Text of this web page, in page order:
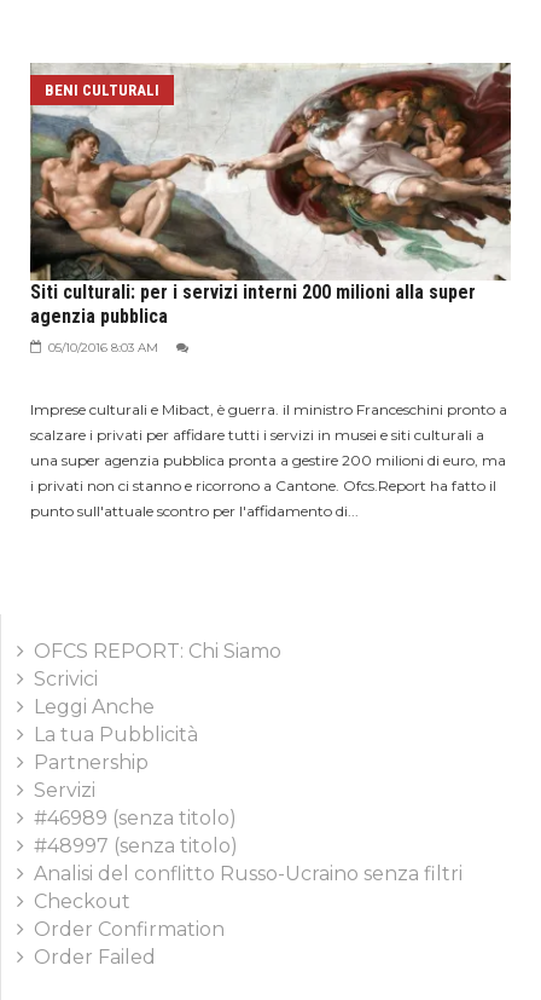
BENI CULTURALI
Siti culturali: per i servizi interni 200 milioni alla super
agenzia pubblica
05/10/2016 8:03 AM
Imprese culturali e Mibact, è guerra. il ministro Franceschini pronto a
scalzare i privati per affidare tutti i servizi in musei e siti culturali a
una super agenzia pubblica pronta a gestire 200 milioni di euro, ma
i privati non ci stanno e ricorrono a Cantone. Ofcs.Report ha fatto il
punto sull'attuale scontro per l'affidamento di...
OFCS REPORT: Chi Siamo
Scrivici
Leggi Anche
La tua Pubblicità
Partnership
Servizi
#46989 (senza titolo)
#48997 (senza titolo)
Analisi del conflitto Russo-Ucraino senza filtri
Checkout
Order Confirmation
Order Failed